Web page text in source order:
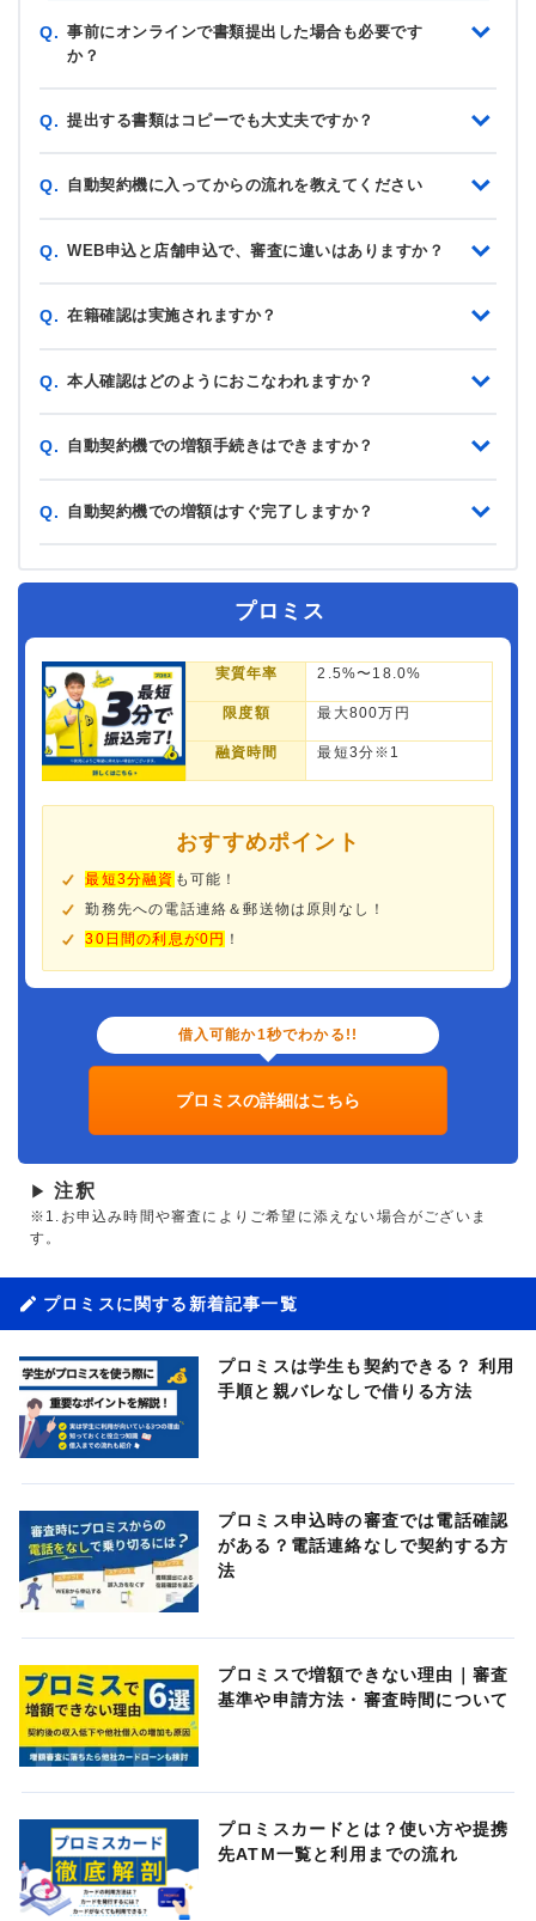
Q. 事前にオンラインで書類提出した場合も必要です
か？
Q. 提出する書類はコピーでも大丈夫ですか？
Q. 自動契約機に入ってからの流れを教えてください
Q. WEB申込と店舗申込で、審査に違いはありますか？
Q. 在籍確認は実施されますか？
Q. 本人確認はどのようにおこなわれますか？
Q. 自動契約機での増額手続きはできますか？
Q. 自動契約機での増額はすぐ完了しますか？
プロミス
実質年率 2.5%〜18.0%
限度額 最大800万円
融資時間 最短3分※1
おすすめポイント
最短3分融資 も可能！
勤務先への電話連絡＆郵送物は原則なし！
30日間の利息が0円 ！
借入可能か1秒でわかる!!
プロミスの詳細はこちら
▶ 注釈
※1.お申込み時間や審査によりご希望に添えない場合がございま
す。
プロミスに関する新着記事一覧
プロミスは学生も契約できる？ 利用
手順と親バレなしで借りる方法
プロミス申込時の審査では電話確認
がある？電話連絡なしで契約する方
法
プロミスで増額できない理由｜審査
基準や申請方法・審査時間について
プロミスカードとは？使い方や提携
先ATM一覧と利用までの流れ